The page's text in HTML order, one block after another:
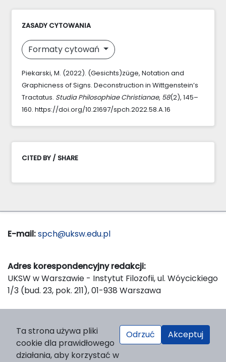
ZASADY CYTOWANIA
Formaty cytowań
Piekarski, M. (2022). (Gesichts)züge, Notation and
Graphicness of Signs. Deconstruction in Wittgenstein’s
Tractatus. Studia Philosophiae Christianae, 58(2), 145–
160. https://doi.org/10.21697/spch.2022.58.A.16
CITED BY / SHARE
E-mail:spch@uksw.edu.pl
Adres korespondencyjny redakcji:
UKSW w Warszawie - Instytut Filozofii, ul. Wóycickiego
1/3 (bud. 23, pok. 211), 01-938 Warszawa
Wydawnictwo Naukowe UKSW, ul. Dewajtis 5, domek
nr 2, 01-815 Warszawa
Strona WWW Wydawnictwa
Ta strona używa pliki
cookie dla prawidłowego
działania, aby korzystać w
Odrzuć Akceptuj